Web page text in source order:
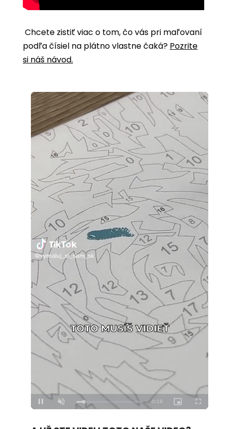
Chcete zistiť viac o tom, čo vás pri maľovaní
podľa čísiel na plátno vlastne čaká? Pozrite
si náš návod.
Unmute Loaded
100.00%